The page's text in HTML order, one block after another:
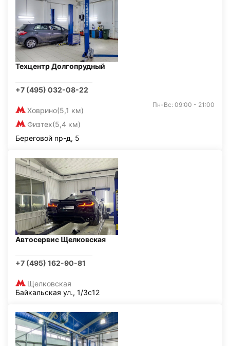
Техцентр Долгопрудный
+7 (495) 032-08-22
Ховрино(5,1 км)
Физтех(5,4 км)
Пн-Вс: 09:00 - 21:00
Береговой пр-д, 5
Автосервис Щелковская
+7 (495) 162-90-81
Щелковская
Байкальская ул., 1/3с12